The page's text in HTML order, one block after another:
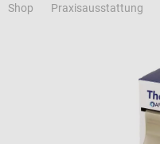
Shop Praxisausstattung